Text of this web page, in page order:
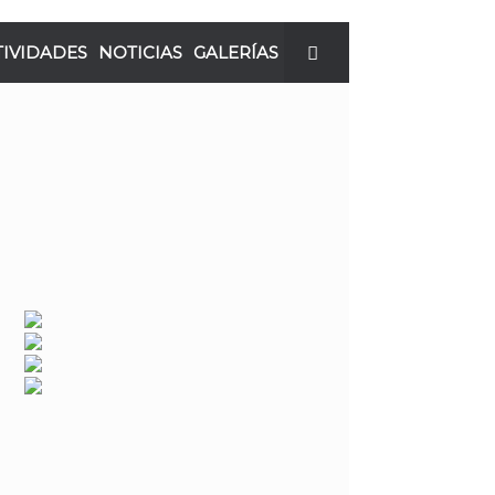
NOTICIAS GALERÍAS